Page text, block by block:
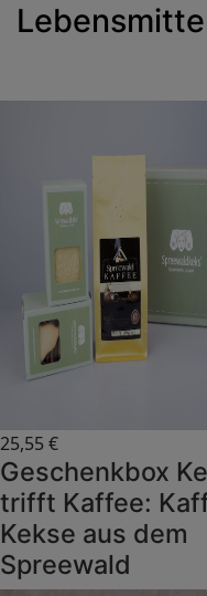
25,55 €
Geschenkbox
trifft Kaffee:
Kekse aus dem
Spreewald